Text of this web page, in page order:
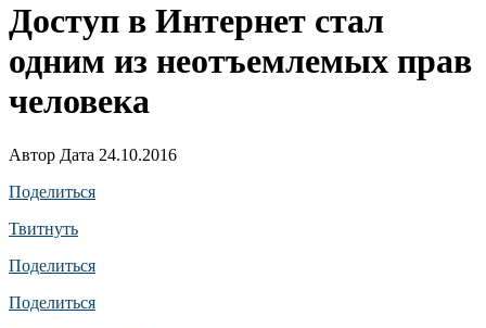
Доступ в Интернет стал
одним из неотъемлемых прав
человека
Автор Дата 24.10.2016
Поделиться
Твитнуть
Поделиться
Поделиться